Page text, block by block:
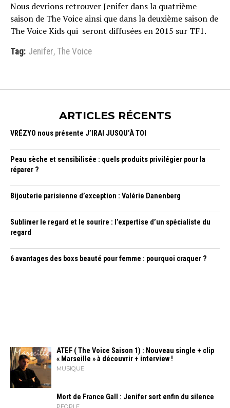
Nous devrions retrouver Jenifer dans la quatrième
saison de The Voice ainsi que dans la deuxième saison de
The Voice Kids qui seront diffusées en 2015 sur TF1.
Tag: Jenifer, The Voice
ARTICLES RÉCENTS
VRÉZYO nous présente J’IRAI JUSQU’À TOI
Peau sèche et sensibilisée : quels produits privilégier pour la
réparer ?
Bijouterie parisienne d’exception : Valérie Danenberg
Sublimer le regard et le sourire : l’expertise d’un spécialiste du
regard
6 avantages des boxs beauté pour femme : pourquoi craquer ?
ATEF ( The Voice Saison 1) : Nouveau single + clip
« Marseille » à découvrir + interview !
MUSIQUE
Mort de France Gall : Jenifer sort enfin du silence
PEOPLE